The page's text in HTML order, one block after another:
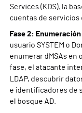
Services (KDS), la
cuentas de servicios
Fase 2:
usuario SYSTEM o
enumerar dMSAs en
fase, el atacante
LDAP, descubrir
e identificadores de
el bosque AD.